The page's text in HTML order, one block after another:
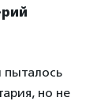
но не